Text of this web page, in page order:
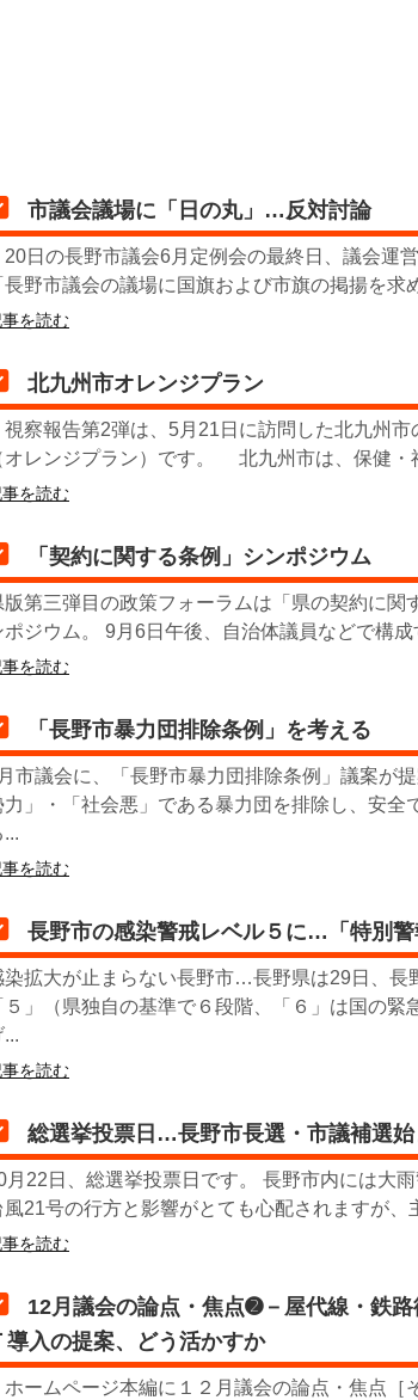
市議会議場に「日の丸」…反対討論
日の長野市議会6月定例会の最終日、議会運営
長野市議会の議場に国旗および市旗の掲揚を求
を読む
北九州市オレンジプラン
察報告第2弾は、5月21日に訪問した北九州市
オレンジプラン）です。 北九州市は、保健・
を読む
「契約に関する条例」シンポジウム
版第三弾目の政策フォーラムは「県の契約に関
ポジウム。 9月6日午後、自治体議員などで構
を読む
「長野市暴力団排除条例」を考える
市議会に、「長野市暴力団排除条例」議案が
力」・「社会悪」である暴力団を排除し、安全
...
を読む
長野市の感染警戒レベル５に…「特別
染拡大が止まらない長野市…長野県は29日、長
５」（県独自の基準で６段階、「６」は国の緊
...
を読む
総選挙投票日…長野市長選・市議補選始
月22日、総選挙投票日です。 長野市内には大雨
風21号の行方と影響がとても心配されますが、
を読む
12月議会の論点・焦点➋－屋代線・鉄
導入の提案、どう活かすか
ームページ本編に１２月議会の論点・焦点［